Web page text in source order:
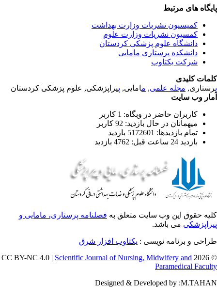
های مرتبط
کمیسیون نشریات وزارت بهداشت
کمسیون نشریات وزارت علوم
دانشگاه علوم پزشکی کردستان
دانشکده پرستاری مامایی
شرکت یکتاوب
کلیدی
مجله علمی, م امایی, پیراپزشکی, علوم پزشکی کردستان
وب سایت
کاربران حاضر در وبگاه: 1 کاربر
میهمانان در حال بازدید: 92 کاربر
تمام بازدید‌ها: 5172601 بازدید
بازدید 24 ساعت قبل: 4762 بازدید
حقوق این وب سایت متعلق بهفصلنامه پرستاری، مامایی و
می باشد.
و برنامه نویسی : یکتاوب افزار شرق
©
Scientific Journal of Nursing, Midwifery and
Paramedical
Designed & Developed by